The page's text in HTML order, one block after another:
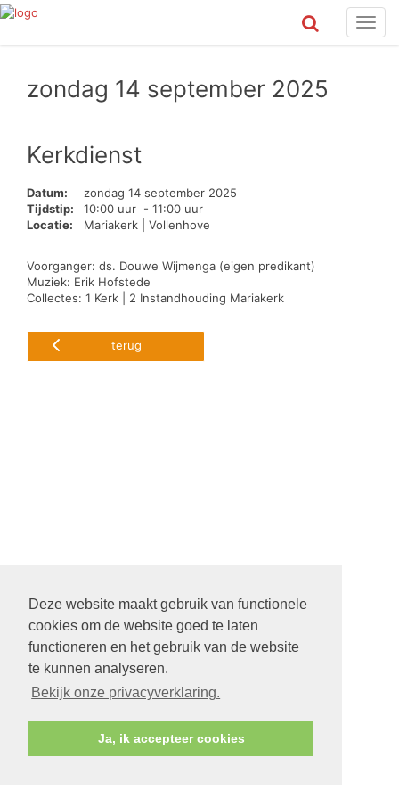
Deze website maakt gebruik van functionele
cookies om de website goed te laten
functioneren en het gebruik van de website
te kunnen analyseren.
Bekijk onze privacyverklaring.
Ja, ik accepteer cookies
zondag 14 september 2025
Kerkdienst
Datum:
zondag 14 september 2025
Tijdstip:
10:00 uur - 11:00 uur
Locatie:
Mariakerk | Vollenhove
Voorganger: ds. Douwe Wijmenga (eigen predikant)
Muziek: Erik Hofstede
Collectes: 1 Kerk | 2 Instandhouding Mariakerk
terug